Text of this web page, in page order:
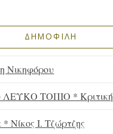
ΔΗΜΟΦΙΛΗ
Νικηφόρου
ΛΕΥΚΟ ΤΟΠΙΟ * Κριτική
Νίκος Ι. Τζώρτζης